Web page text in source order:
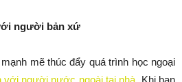
người bản xứ
mẽ thúc đẩy quá trình học ngoại
với người nước ngoài tại nhà. Khi bạn